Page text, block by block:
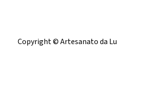
Copyright © Artesanato da Lu